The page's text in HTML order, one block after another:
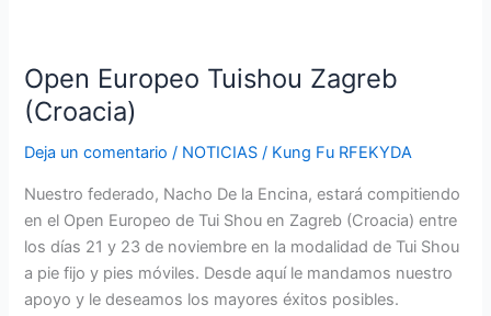
Open Europeo Tuishou Zagreb
(Croacia)
Deja un comentario / NOTICIAS / Kung Fu RFEKYDA
Nuestro federado, Nacho De la Encina, estará compitiendo
en el Open Europeo de Tui Shou en Zagreb (Croacia) entre
los días 21 y 23 de noviembre en la modalidad de Tui Shou
a pie fijo y pies móviles. Desde aquí le mandamos nuestro
apoyo y le deseamos los mayores éxitos posibles.
Tuishou
Zagreb
(Croacia)